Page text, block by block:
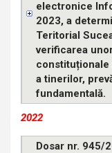
electronice
2023, a
Teritorial
verificarea
a tinerilor,
fundamentală.
2022
Dosar nr. 945/